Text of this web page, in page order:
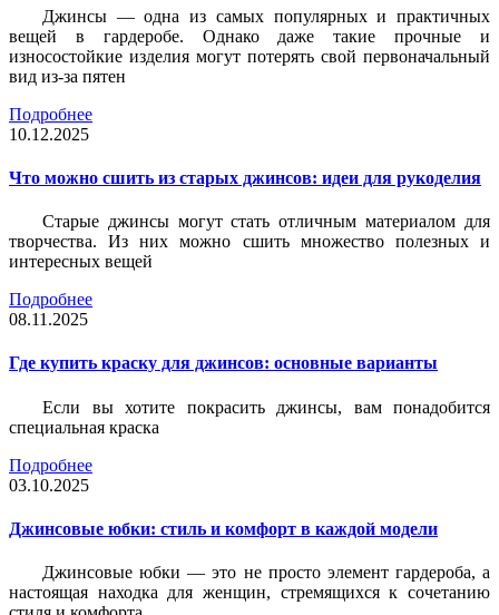
Джинсы — одна из самых популярных и практичных
вещей в гардеробе. Однако даже такие прочные и
износостойкие изделия могут потерять свой первоначальный
вид из-за пятен
Подробнее
10.12.2025
Что можно сшить из старых джинсов: идеи для рукоделия
Старые джинсы могут стать отличным материалом для
творчества. Из них можно сшить множество полезных и
интересных вещей
Подробнее
08.11.2025
Где купить краску для джинсов: основные варианты
Если вы хотите покрасить джинсы, вам понадобится
специальная краска
Подробнее
03.10.2025
Джинсовые юбки: стиль и комфорт в каждой модели
Джинсовые юбки — это не просто элемент гардероба, а
настоящая находка для женщин, стремящихся к сочетанию